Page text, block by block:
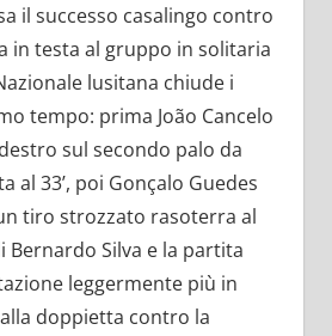
il successo casalingo contro
in testa al gruppo in solitaria
lusitana chiude i
tempo: prima João Cancelo
sul secondo palo da
al 33’, poi Gonçalo Guedes
tiro strozzato rasoterra al
Bernardo Silva e la partita
leggermente più in
doppietta contro la